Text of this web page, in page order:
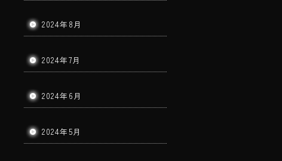
2024年8月
2024年7月
2024年6月
2024年5月